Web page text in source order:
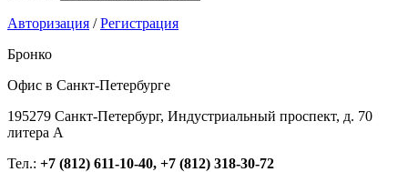
Авторизация /Регистрация
Бронко
Офис в Санкт-Петербурге
195279 Санкт-Петербург, Индустриальный проспект, д. 70
литера А
Тел.: +7 (812) 611-10-40, +7 (812) 318-30-72